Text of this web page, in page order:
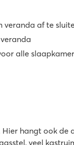
veranda af te
alle
hangt ook
veel